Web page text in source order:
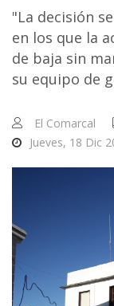
"La decisión
en los que la
de baja sin
su equipo de
El Comarcal
Jueves, 18 Dic